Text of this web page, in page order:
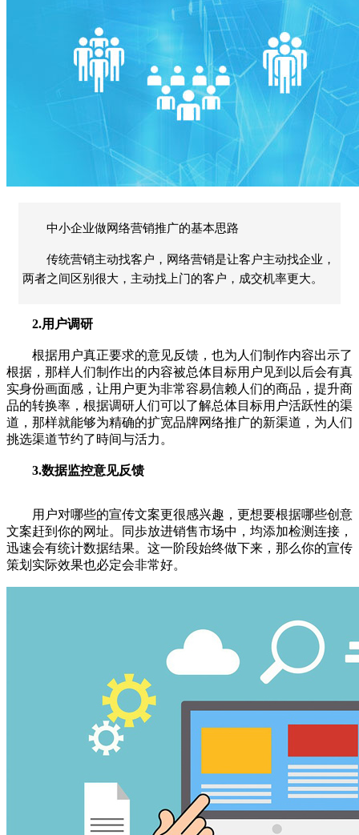
中小企业做网络营销推广的基本思路
传统营销主动找客户，网络营销是让客户主动找企业，
两者之间区别很大，主动找上门的客户，成交机率更大。
2.用户调研
根据用户真正要求的意见反馈，也为人们制作内容出示了
根据，那样人们制作出的内容被总体目标用户见到以后会有真
实身份画面感，让用户更为非常容易信赖人们的商品，提升商
品的转换率，根据调研人们可以了解总体目标用户活跃性的渠
道，那样就能够为精确的扩宽品牌网络推广的新渠道，为人们
挑选渠道节约了時间与活力。
3.数据监控意见反馈
用户对哪些的宣传文案更很感兴趣，更想要根据哪些创意
文案赶到你的网址。同歩放进销售市场中，均添加检测连接，
迅速会有统计数据结果。这一阶段始终做下来，那么你的宣传
策划实际效果也必定会非常好。